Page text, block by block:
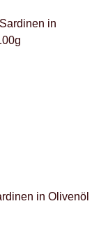
in Olivenöl